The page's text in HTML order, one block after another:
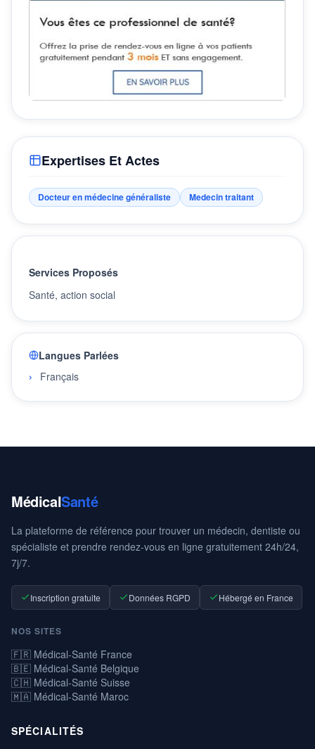
Expertises Et Actes
Docteur en médecine généraliste Medecin traitant
Services Proposés
Santé, action social
Langues Parlées
Français
MédicalSanté
La plateforme de référence pour trouver un médecin, dentiste ou
spécialiste et prendre rendez-vous en ligne gratuitement 24h/24,
7j/7.
Inscription gratuite Données RGPD Hébergé en France
NOS SITES
🇫🇷 Médical-Santé France
🇧🇪 Médical-Santé Belgique
🇨🇭 Médical-Santé Suisse
🇲🇦 Médical-Santé Maroc
SPÉCIALITÉS